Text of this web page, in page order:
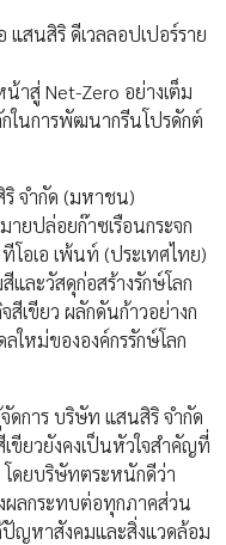
สนสิริ ดีเวลลอปเปอร์ราย
าสู่ Net-Zero อย่างเต็ม
ในการพัฒนากรีนโปรดักต์
จำกัด (มหาชน)
ยปล่อยก๊าซเรือนกระจก
อเอ เพ้นท์ (ประเทศไทย)
ละวัสดุก่อสร้างรักษ์โลก
เขียว ผลักดันก้าวอย่างก
ใหม่ขององค์กรรักษ์โลก
ดการ บริษัท แสนสิริ จำกัด
ขียวยังคงเป็นหัวใจสำคัญที่
ดยบริษัทตระหนักดีว่า
ผลกระทบต่อทุกภาคส่วน
ญหาสังคมและสิ่งแวดล้อม